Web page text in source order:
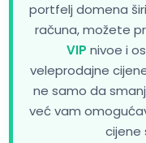
portfelj domena
računa, možete
VIP nivoe i
veleprodajne
ne samo da
već vam
cijene